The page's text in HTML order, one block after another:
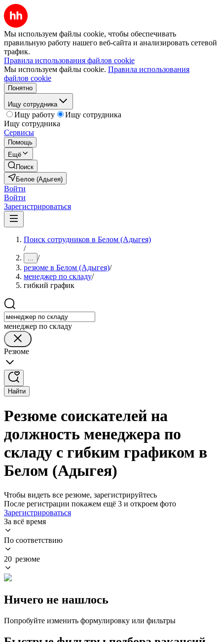
Мы используем файлы cookie, чтобы обеспечивать
правильную работу нашего веб-сайта и анализировать сетевой
трафик.
Правила использования файлов cookie
Мы используем файлы cookie. Правила использования
файлов cookie
Понятно
Ищу сотрудника
Ищу работу
Ищу сотрудника
Ищу сотрудника
Сервисы
Помощь
Ещё
Поиск
Белое (Адыгея)
Войти
Войти
Зарегистрироваться
Поиск сотрудников в Белом (Адыгея)
/
... /
резюме в Белом (Адыгея)/
менеджер по складу/
гибкий график
менеджер по складу
Резюме
Найти
Резюме соискателей на
должность менеджера по
складу с гибким графиком в
Белом (Адыгея)
Чтобы видеть все резюме, зарегистрируйтесь
После регистрации покажем ещё 3 и откроем фото
Зарегистрироваться
За всё время
По соответствию
20 резюме
Ничего не нашлось
Попробуйте изменить формулировку или фильтры